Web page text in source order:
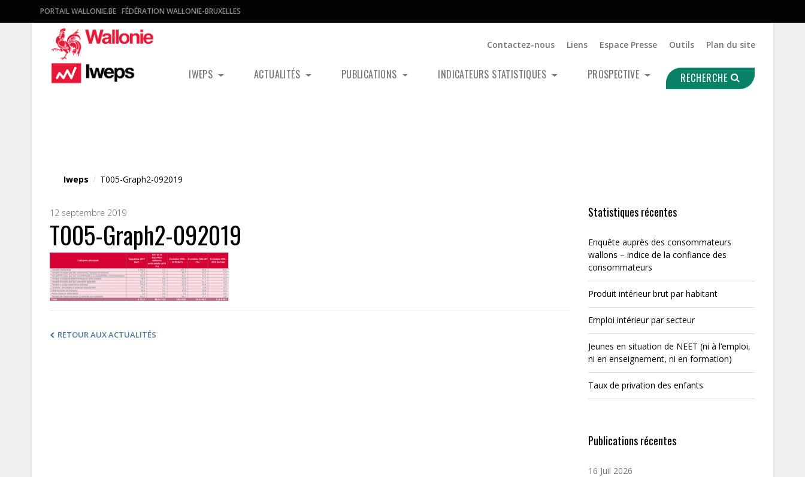
PORTAIL WALLONIE.BE FÉDÉRATION WALLONIE-BRUXELLES
Contactez-nous Liens Espace Presse Outils Plan du site
IWEPS ACTUALITÉS PUBLICATIONS INDICATEURS STATISTIQUES PROSPECTIVE RECHERCHE
Iweps / T005-Graph2-092019
12 septembre 2019
T005-Graph2-092019
RETOUR AUX ACTUALITÉS
Statistiques récentes
Enquête auprès des consommateurs
wallons – indice de la confiance des
consommateurs
Produit intérieur brut par habitant
Emploi intérieur par secteur
Jeunes en situation de NEET (ni à l’emploi,
ni en enseignement, ni en formation)
Taux de privation des enfants
Publications récentes
16 Juil 2026